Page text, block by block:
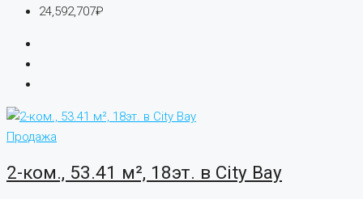
24,592,707₽
Продажа
2-ком., 53.41 м², 18эт. в City Bay